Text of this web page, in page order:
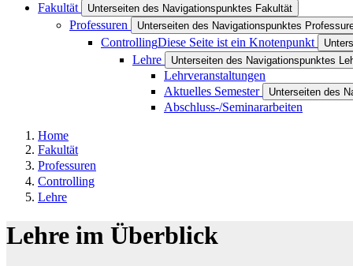
Fakultät Unterseiten des Navigationspunktes Fakultät
Professuren Unterseiten des Navigationspunktes
ControllingDiese Seite ist ein Knotenpunkt
Lehre Unterseiten des Navigationspunktes
Lehrveranstaltungen
Aktuelles Semester
Unterseiten des
Abschluss-/Seminararbeiten
Home
Fakultät
Professuren
Controlling
Lehre
Lehre im Überblick